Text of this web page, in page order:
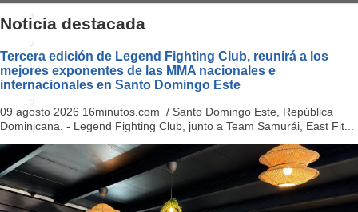
a
i
a
ti
o
Noticia destacada
Tercera edición de Legend Fighting Club, reunirá a los
mejores exponentes de las MMA nacionales e
internacionales en Santo Domingo Este
09 agosto 2026 16minutos.com / Santo Domingo Este, República
Dominicana. - Legend Fighting Club, junto a Team Samurái, East Fit...